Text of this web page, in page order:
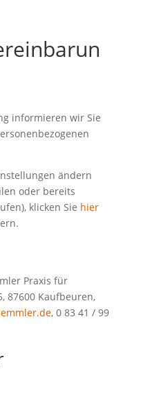
informieren wir Sie
ändern
oder bereits
klicken Sie hier
Praxis für
87600 Kaufbeuren,
, 0 83 41 / 99